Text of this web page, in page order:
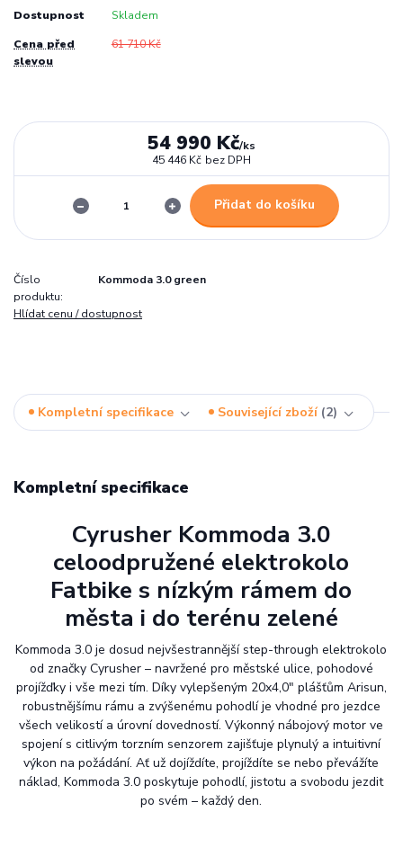
Dostupnost Skladem
Cena před
slevou
61 710 Kč
54 990 Kč/ks
45 446 Kč bez DPH
Přidat do košíku
Číslo
produktu:
Kommoda 3.0 green
Hlídat cenu / dostupnost
Kompletní specifikace Související zboží 2
Kompletní specifikace
Cyrusher Kommoda 3.0
celoodpružené elektrokolo
Fatbike s nízkým rámem do
města i do terénu zelené
Kommoda 3.0 je dosud nejvšestrannější step-through elektrokolo
od značky Cyrusher – navržené pro městské ulice, pohodové
projížďky i vše mezi tím. Díky vylepšeným 20x4,0" plášťům Arisun,
robustnějšímu rámu a zvýšenému pohodlí je vhodné pro jezdce
všech velikostí a úrovní dovedností. Výkonný nábojový motor ve
spojení s citlivým torzním senzorem zajišťuje plynulý a intuitivní
výkon na požádání. Ať už dojíždíte, projíždíte se nebo převážíte
náklad, Kommoda 3.0 poskytuje pohodlí, jistotu a svobodu jezdit
po svém – každý den.